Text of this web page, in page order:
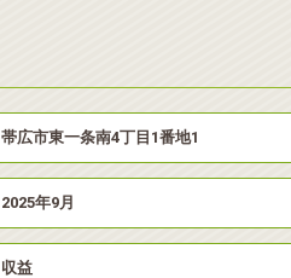
帯広市東一条南4丁目1番地1
2025年9月
収益